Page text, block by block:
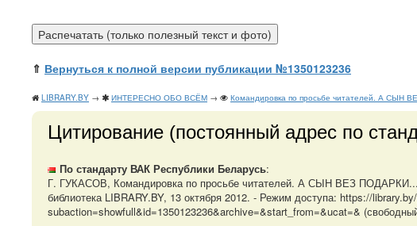
⇑ Вернуться к полной версии публикации №1350123236
LIBRARY.BY → ИНТЕРЕСНО ОБО ВСЁМ → Командировка по просьбе читателей. А СЫН
Цитирование (постоянный адрес по
По стандарту ВАК Республики Беларусь:
Г. ГУКАСОВ, Командировка по просьбе читателей. А СЫН ВЕЗ
библиотека LIBRARY.BY, 13 октября 2012. - Режим доступа: https://
subaction=showfull&id=1350123236&archive=&start_from=&ucat=&